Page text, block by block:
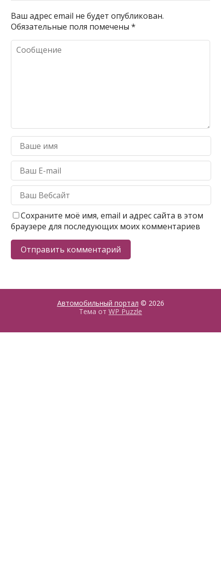
Ваш адрес email не будет опубликован.
Обязательные поля помечены*
Сохраните моё имя, email и адрес сайта в этом
браузере для последующих моих комментариев
Автомобильный портал © 2026
Тема от WP Puzzle